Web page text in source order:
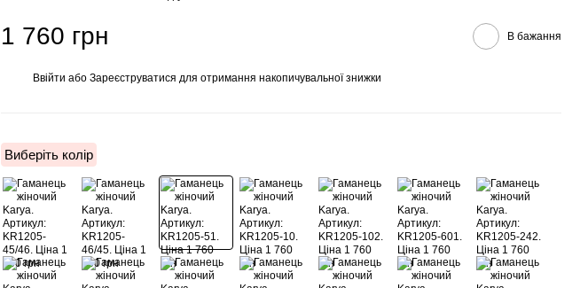
1 760 грн В бажання
Ввійти або Зареєструватися для отримання накопичувальної знижки
Виберіть колір